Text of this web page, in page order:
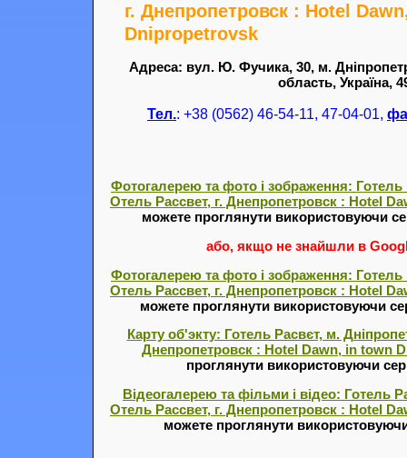
г. Днепропетровск : Hotel
Dnіpropetrovsk
Адреса: вул. Ю. Фучика, 30, м.
область, Україна,
Тел.: +38 (0562) 46-54-11, 47-04-01,
Фотогалерею та фото і зображення: Готель
Отель Рассвет, г. Днепропетровск : Hotel
можете проглянути використовуючи
або, якщо не знайшли в
Фотогалерею та фото і зображення: Готель
Отель Рассвет, г. Днепропетровск : Hotel
можете проглянути використовуючи
Карту об'экту: Готель Расвєт, м.
Днепропетровск : Hotel Dawn, in town
проглянути використовуючи
Відеогалерею та фільми і відео: Готель
Отель Рассвет, г. Днепропетровск : Hotel
можете проглянути